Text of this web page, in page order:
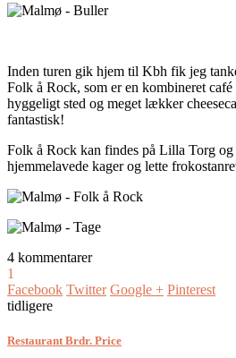
Inden turen gik hjem til Kbh fik jeg
Folk å Rock, som er en kombineret
hyggeligt sted og meget lækker
fantastisk!
Folk å Rock kan findes på Lilla Torg og
hjemmelavede kager og lette
4 kommentarer
1
Facebook Twitter Google + Pinterest
tidligere
Restaurant Brdr. Price